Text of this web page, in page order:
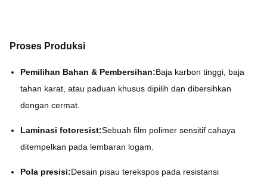
Proses Produksi
Pemilihan Bahan & Pembersihan:Baja karbon tinggi, baja
tahan karat, atau paduan khusus dipilih dan dibersihkan
dengan cermat.
Laminasi fotoresist:Sebuah film polimer sensitif cahaya
ditempelkan pada lembaran logam.
Pola presisi:Desain pisau terekspos pada resistansi